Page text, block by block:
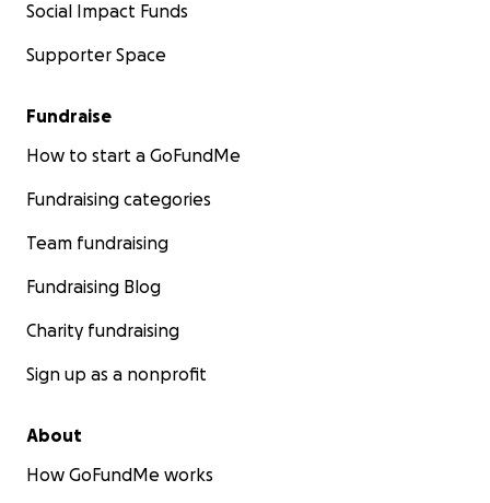
Social Impact Funds
Supporter Space
Fundraise
How to start a GoFundMe
Fundraising categories
Team fundraising
Fundraising Blog
Charity fundraising
Sign up as a nonprofit
About
How GoFundMe works